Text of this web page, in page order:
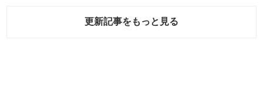
更新記事をもっと見る